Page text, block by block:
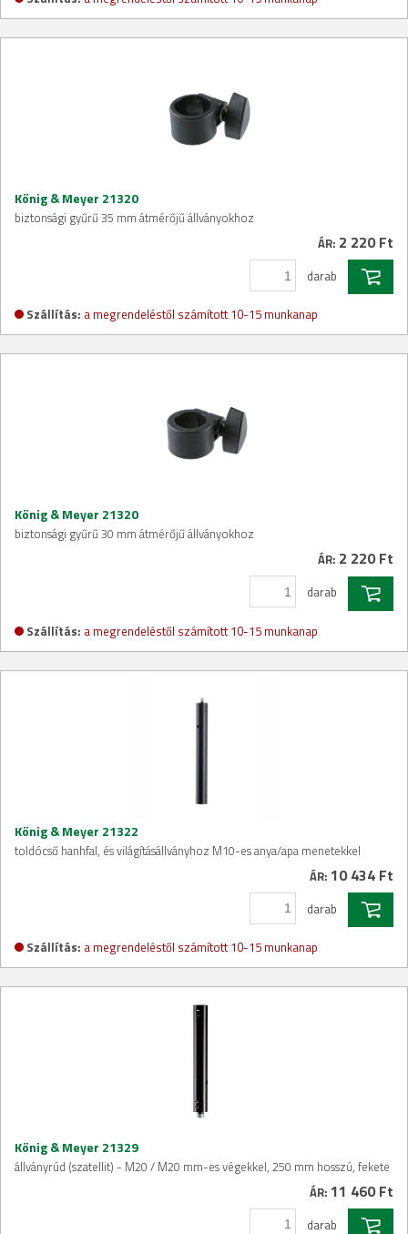
König & Meyer 21320
biztonsági gyűrű 35 mm átmérőjű állványokhoz
ÁR: 2 220 Ft
darab
Szállítás: a megrendeléstől számított 10-15 munkanap
König & Meyer 21320
biztonsági gyűrű 30 mm átmérőjű állványokhoz
ÁR: 2 220 Ft
darab
Szállítás: a megrendeléstől számított 10-15 munkanap
König & Meyer 21322
toldócső hanhfal, és világításállványhoz M10-es anya/apa menetekkel
ÁR: 10 434 Ft
darab
Szállítás: a megrendeléstől számított 10-15 munkanap
König & Meyer 21329
állványrúd (szatellit) - M20 / M20 mm-es végekkel, 250 mm hosszú, fekete
ÁR: 11 460 Ft
darab